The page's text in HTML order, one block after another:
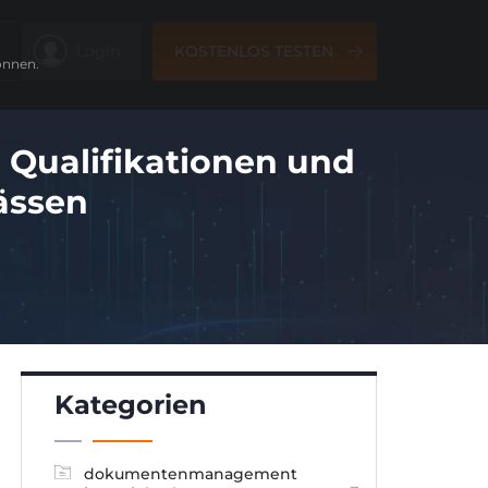
KOSTENLOS TESTEN
und
Kategorien
dokumentenmanagement